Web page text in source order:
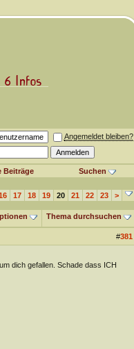
Angemeldet bleiben?
Beiträge Suchen
17 18 19 20 21 22 23 >
Thema durchsuchen
#381
dich gefallen. Schade dass ICH